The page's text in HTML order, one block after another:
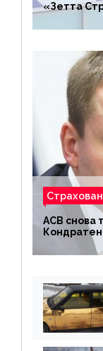
«Зетта
АСВ снова